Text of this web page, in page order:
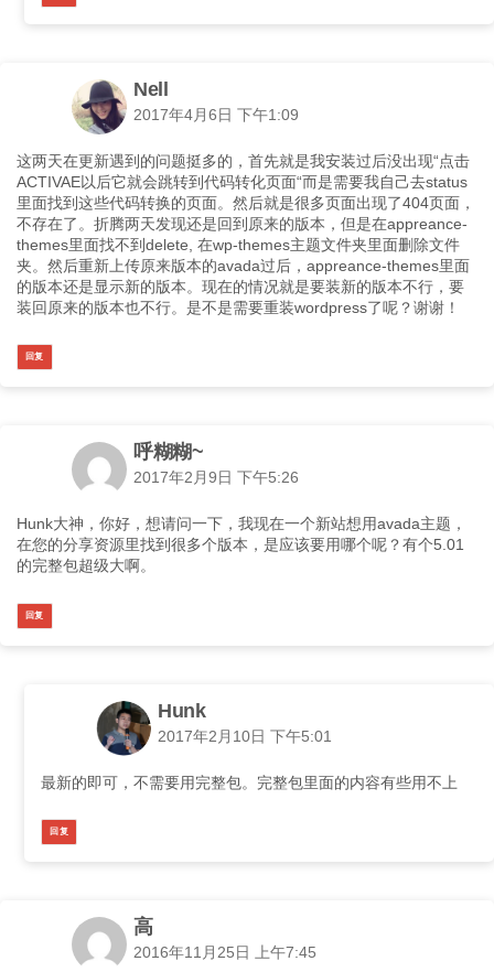
Nell
2017年4月6日 下午1:09
这两天在更新遇到的问题挺多的，首先就是我安装过后没出现“点击
ACTIVAE以后它就会跳转到代码转化页面“而是需要我自己去status
里面找到这些代码转换的页面。然后就是很多页面出现了404页面，
不存在了。折腾两天发现还是回到原来的版本，但是在appreance-
themes里面找不到delete, 在wp-themes主题文件夹里面删除文件
夹。然后重新上传原来版本的avada过后，appreance-themes里面
的版本还是显示新的版本。现在的情况就是要装新的版本不行，要
装回原来的版本也不行。是不是需要重装wordpress了呢？谢谢！
回复
呼糊糊~
2017年2月9日 下午5:26
Hunk大神，你好，想请问一下，我现在一个新站想用avada主题，
在您的分享资源里找到很多个版本，是应该要用哪个呢？有个5.01
的完整包超级大啊。
回复
Hunk
2017年2月10日 下午5:01
最新的即可，不需要用完整包。完整包里面的内容有些用不上
回复
高
2016年11月25日 上午7:45